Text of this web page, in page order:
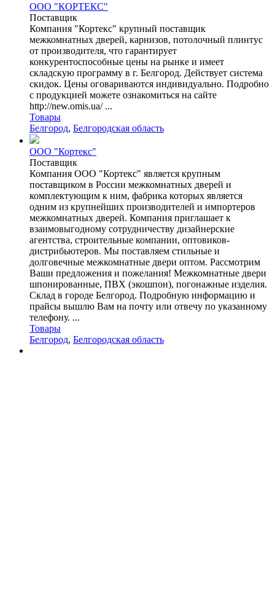
ООО "КОРТЕКС"
Поставщик
Компания "Кортекс" крупный поставщик
межкомнатных дверей, карнизов, потолочный плинтус
от производителя, что гарантирует
конкурентоспособные цены на рынке и имеет
складскую программу в г. Белгород. Действует система
скидок. Цены оговариваются индивидуально. Подробно
с продукцией можете ознакомиться на сайте
http://new.omis.ua/ ...
Товары
Белгород, Белгородская область
ООО "Кортекс"
Поставщик
Компания ООО "Кортекс" является крупным
поставщиком в России межкомнатных дверей и
комплектующим к ним, фабрика которых является
одним из крупнейших производителей и импортеров
межкомнатных дверей. Компания приглашает к
взаимовыгодному сотрудничеству дизайнерские
агентства, строительные компании, оптовиков-
дистрибьютеров. Мы поставляем стильные и
долговечные межкомнатные двери оптом. Рассмотрим
Ваши предложения и пожелания! Межкомнатные двери
шпонированные, ПВХ (экошпон), погонажные изделия.
Склад в городе Белгород. Подробную информацию и
прайсы вышлю Вам на почту или отвечу по указанному
телефону. ...
Товары
Белгород, Белгородская область